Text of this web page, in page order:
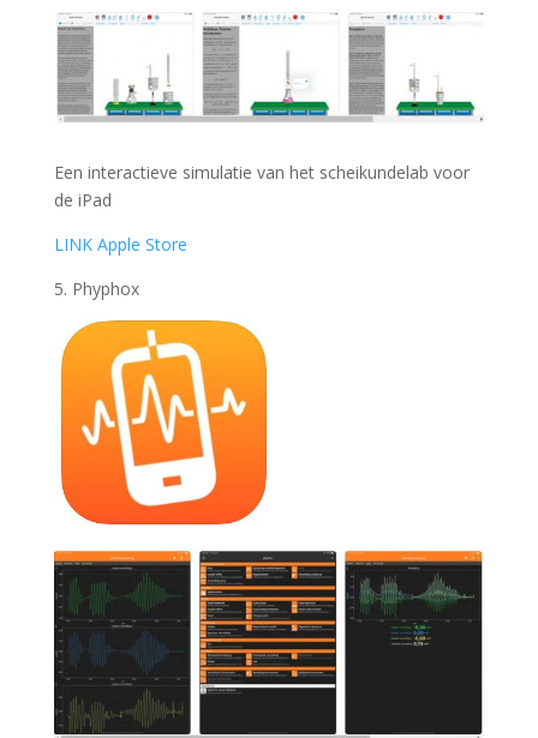
Een interactieve simulatie van het scheikundelab voor
de iPad
LINK Apple Store
5. Phyphox